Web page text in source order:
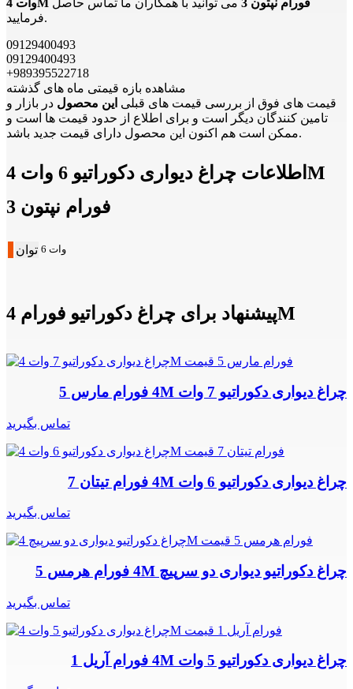
فرمایید.
09129400493
09129400493
+989395522718
مشاهده بازه قیمتی ماه های گذشته
قیمت های فوق از بررسی قیمت های قبلی این محصول در بازار و
تامین کنندگان دیگر است و برای اطلاع از حدود قیمت ها است و
ممکن است هم اکنون این محصول دارای قیمت جدید باشد.
اطلاعات چراغ دیواری دکوراتیو 6 وات 4M
فورام نپتون 3
توان 6 وات
پیشنهاد برای چراغ دکوراتیو فورام 4M
چراغ دیواری دکوراتیو 7 وات 4M فورام مارس 5
تماس بگیرید
چراغ دیواری دکوراتیو 6 وات 4M فورام تیتان 7
تماس بگیرید
چراغ دکوراتیو دیواری دو سرپیچ 4M فورام هرمس 5
تماس بگیرید
چراغ دیواری دکوراتیو 5 وات 4M فورام آریل 1